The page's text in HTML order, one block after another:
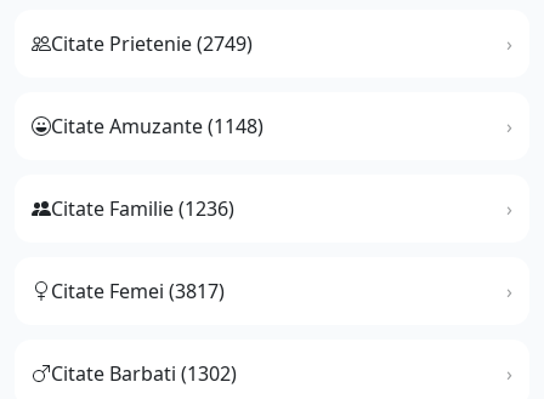
Citate Prietenie (2749)
Citate Amuzante (1148)
Citate Familie (1236)
Citate Femei (3817)
Citate Barbati (1302)